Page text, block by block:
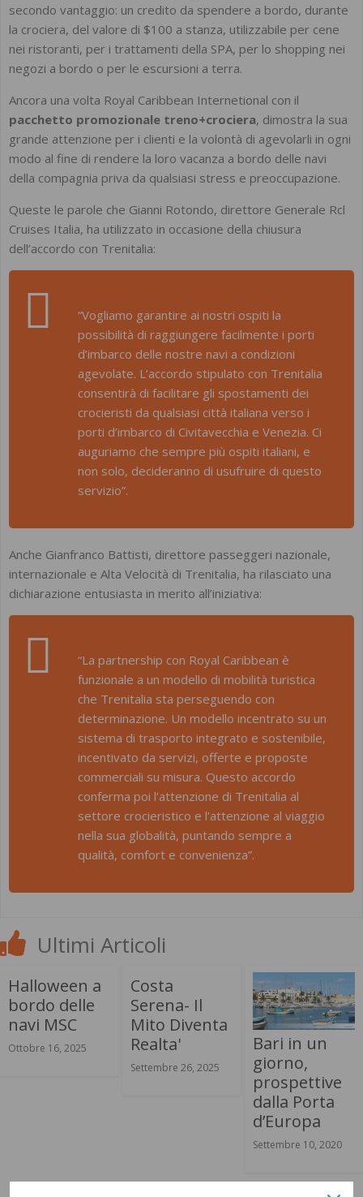
secondo vantaggio: un credito da spendere a bordo, durante
la crociera, del valore di $100 a stanza, utilizzabile per cene
nei ristoranti, per i trattamenti della SPA, per lo shopping nei
negozi a bordo o per le escursioni a terra.
Ancora una volta Royal Caribbean Internetional con il
pacchetto promozionale treno+crociera, dimostra la sua
grande attenzione per i clienti e la volontà di agevolarli in ogni
modo al fine di rendere la loro vacanza a bordo delle navi
della compagnia priva da qualsiasi stress e preoccupazione.
Queste le parole che Gianni Rotondo, direttore Generale Rcl
Cruises Italia, ha utilizzato in occasione della chiusura
dell’accordo con Trenitalia:
“Vogliamo garantire ai nostri ospiti la
possibilità di raggiungere facilmente i porti
d’imbarco delle nostre navi a condizioni
agevolate. L’accordo stipulato con Trenitalia
consentirà di facilitare gli spostamenti dei
crocieristi da qualsiasi città italiana verso i
porti d’imbarco di Civitavecchia e Venezia. Ci
auguriamo che sempre più ospiti italiani, e
non solo, decideranno di usufruire di questo
servizio”.
Anche Gianfranco Battisti, direttore passeggeri nazionale,
internazionale e Alta Velocità di Trenitalia, ha rilasciato una
dichiarazione entusiasta in merito all’iniziativa:
“La partnership con Royal Caribbean è
funzionale a un modello di mobilità turistica
che Trenitalia sta perseguendo con
determinazione. Un modello incentrato su un
sistema di trasporto integrato e sostenibile,
incentivato da servizi, offerte e proposte
commerciali su misura. Questo accordo
conferma poi l’attenzione di Trenitalia al
settore crocieristico e l’attenzione al viaggio
nella sua globalità, puntando sempre a
qualità, comfort e convenienza”.
Ultimi Articoli
Halloween a
bordo delle
navi MSC
Ottobre 16, 2025
Costa
Serena- Il
Mito Diventa
Realta'
Settembre 26, 2025
Bari in un
giorno,
prospettive
dalla Porta
d’Europa
Settembre 10, 2020